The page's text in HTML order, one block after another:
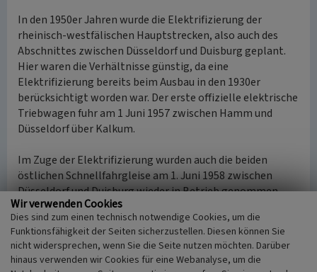
In den 1950er Jahren wurde die Elektrifizierung der
rheinisch-westfälischen Hauptstrecken, also auch des
Abschnittes zwischen Düsseldorf und Duisburg geplant.
Hier waren die Verhältnisse günstig, da eine
Elektrifizierung bereits beim Ausbau in den 1930er
berücksichtigt worden war. Der erste offizielle elektrische
Triebwagen fuhr am 1 Juni 1957 zwischen Hamm und
Düsseldorf über Kalkum.
Im Zuge der Elektrifizierung wurden auch die beiden
östlichen Schnellfahrgleise am 1. Juni 1958 zwischen
Düsseldorf und Duisburg wieder in Betrieb genommen.
In den 1960er Jahren wurde die Idee des Ruhr-
Schnellverkehrs wieder aufgenommen, diesmalS-Bahn
genannt. Der Staat beteiligte sich an der Finanzierung
Wir verwenden Cookies
Dies sind zum einen technisch notwendige Cookies, um die
Funktionsfähigkeit der Seiten sicherzustellen. Diesen können Sie
nicht widersprechen, wenn Sie die Seite nutzen möchten. Darüber
hinaus verwenden wir Cookies für eine Webanalyse, um die